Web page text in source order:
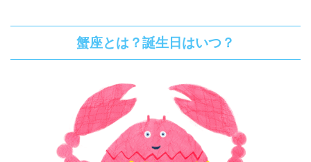
蟹座とは？誕生日はいつ？